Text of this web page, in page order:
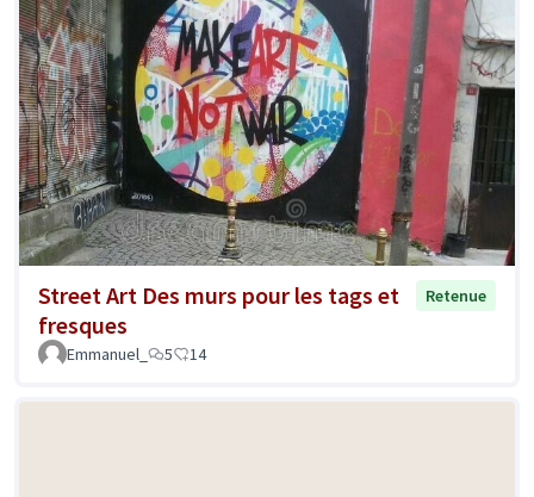
Street Art Des murs pour les tags et
fresques
Retenue
Emmanuel_ 5 14